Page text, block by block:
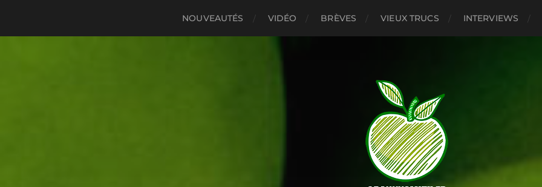
NOUVEAUTÉS VIDÉO BRÈVES VIEUX TRUCS INTERVIEWS